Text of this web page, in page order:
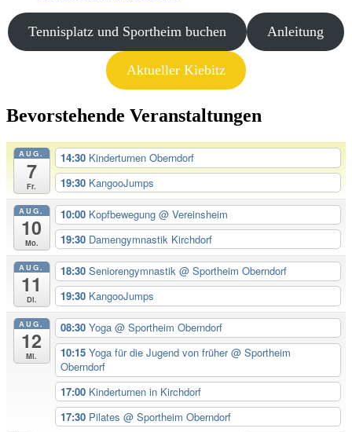
Tennisplatz und Sportheim buchen Anleitung
Aktueller Kiebitz
Bevorstehende Veranstaltungen
AUG.
7
Fr.
14:30 Kinderturnen Oberndorf
19:30 KangooJumps
AUG.
10
Mo.
10:00 Kopfbewegung @ Vereinsheim
19:30 Damengymnastik Kirchdorf
AUG.
11
Di.
18:30 Seniorengymnastik @ Sportheim Oberndorf
19:30 KangooJumps
AUG.
12
Mi.
08:30 Yoga @ Sportheim Oberndorf
10:15 Yoga für die Jugend von früher@ Sportheim
Oberndorf
17:00 Kinderturnen in Kirchdorf
17:30 Pilates @ Sportheim Oberndorf